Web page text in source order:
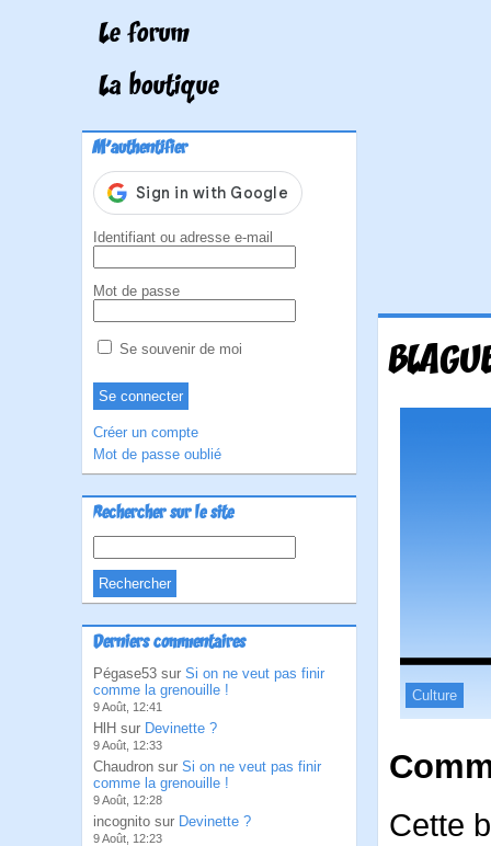
Le forum
La boutique
M'authentifier
Identifiant ou adresse e-mail
Mot de passe
Se souvenir de moi
Créer un compte
Mot de passe oublié
Rechercher sur le site
Derniers commentaires
Pégase53 sur Si on ne veut pas finir
comme la grenouille !
9 Août, 12:41
HlH sur Devinette ?
9 Août, 12:33
Chaudron sur Si on ne veut pas finir
comme la grenouille !
9 Août, 12:28
incognito sur Devinette ?
9 Août, 12:23
Culture
Cette